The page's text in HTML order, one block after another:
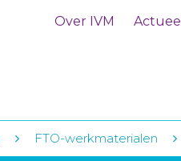
Over IVM Actueel
FTO-werkmaterialen